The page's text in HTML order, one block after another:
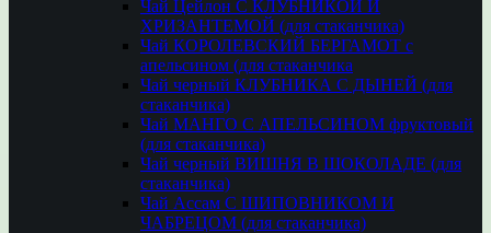
Чай Цейлон С КЛУБНИКОЙ И
ХРИЗАНТЕМОЙ (для стаканчика)
Чай КОРОЛЕВСКИЙ БЕРГАМОТ с
апельсином (для стаканчика
Чай черный КЛУБНИКА С ДЫНЕЙ (для
стаканчика)
Чай МАНГО С АПЕЛЬСИНОМ фруктовый
(для стаканчика)
Чай черный ВИШНЯ В ШОКОЛАДЕ (для
стаканчика)
Чай Ассам С ШИПОВНИКОМ И
ЧАБРЕЦОМ (для стаканчика)